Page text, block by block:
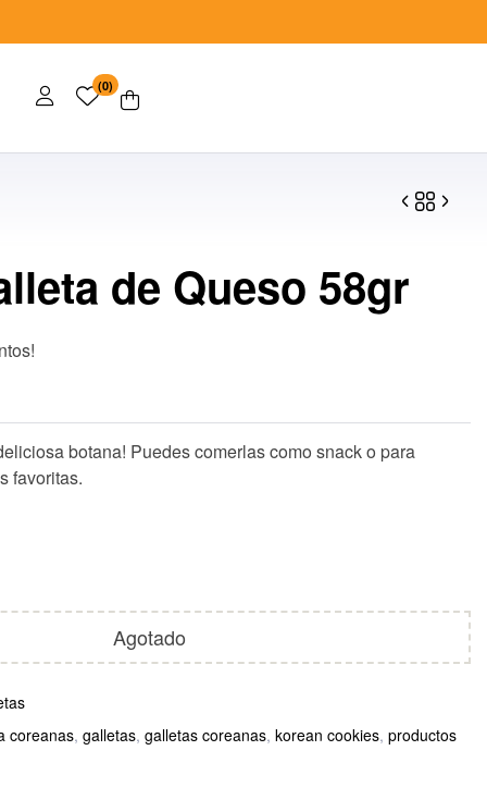
(0)
$42.00
$29.40
$120.00
de Queso 58gr
botana! Puedes comerlas como snack o para
favoritas.
Agotado
coreanas, galletas, galletas coreanas, korean cookies, productos